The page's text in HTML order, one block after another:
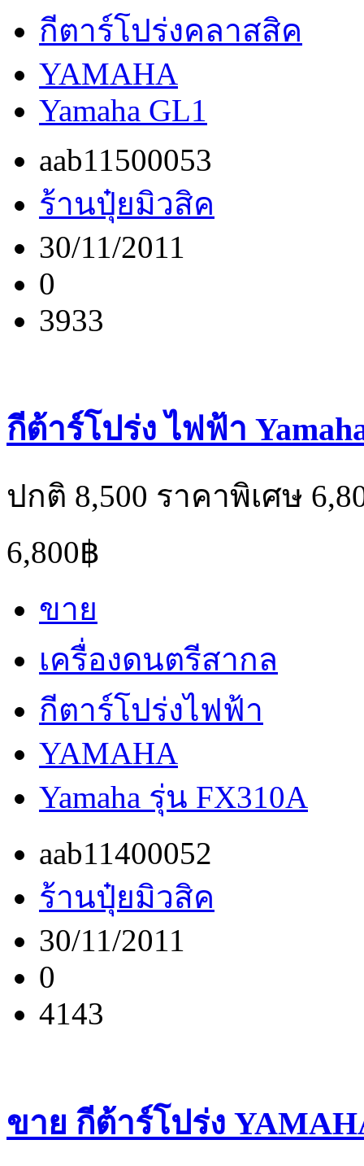
กีตาร์โปร่งคลาสสิค
YAMAHA
Yamaha GL1
aab11500053
ร้านปุ๋ยมิวสิค
30/11/2011
0
3933
กีต้าร์โปร่ง ไฟฟ้า
ปกติ 8,500 ราคาพิเศษ
6,800฿
ขาย
เครื่องดนตรีสากล
กีตาร์โปร่งไฟฟ้า
YAMAHA
Yamaha รุ่น FX310A
aab11400052
ร้านปุ๋ยมิวสิค
30/11/2011
0
4143
ขาย กีต้าร์โปร่ง